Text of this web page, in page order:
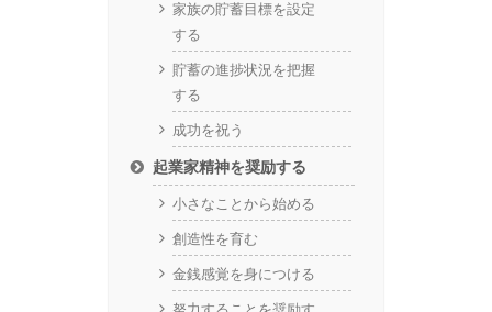
家族の貯蓄目標を設定
する
貯蓄の進捗状況を把握
する
成功を祝う
起業家精神を奨励する
小さなことから始める
創造性を育む
金銭感覚を身につける